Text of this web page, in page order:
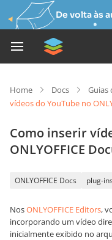
De volta às
Home Docs Guias
vídeos do YouTube no
Como inserir
ONLYOFFICE
ONLYOFFICE Docs plug-
NosONLYOFFICE Editors,
incorporando um vídeo
inicialmente exibido no